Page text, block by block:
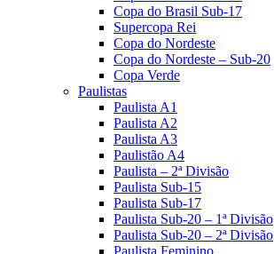
Copa do Brasil Sub-17
Supercopa Rei
Copa do Nordeste
Copa do Nordeste – Sub-20
Copa Verde
Paulistas
Paulista A1
Paulista A2
Paulista A3
Paulistão A4
Paulista – 2ª Divisão
Paulista Sub-15
Paulista Sub-17
Paulista Sub-20 – 1ª Divisão
Paulista Sub-20 – 2ª Divisão
Paulista Feminino